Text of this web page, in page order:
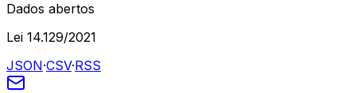
Dados abertos
Lei 14.129/2021
JSON·CSV·RSS